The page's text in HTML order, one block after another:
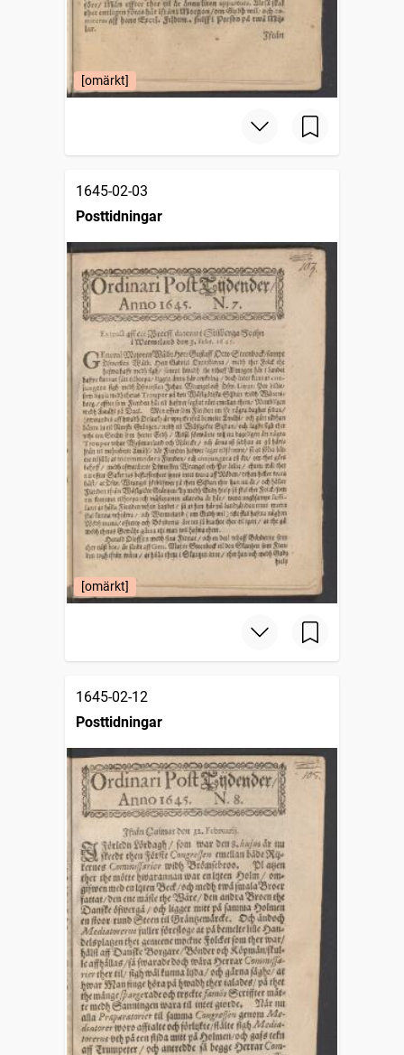
[omärkt]
1645-02-03
Posttidningar
[omärkt]
1645-02-12
Posttidningar